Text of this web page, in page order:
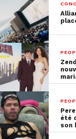
été
son